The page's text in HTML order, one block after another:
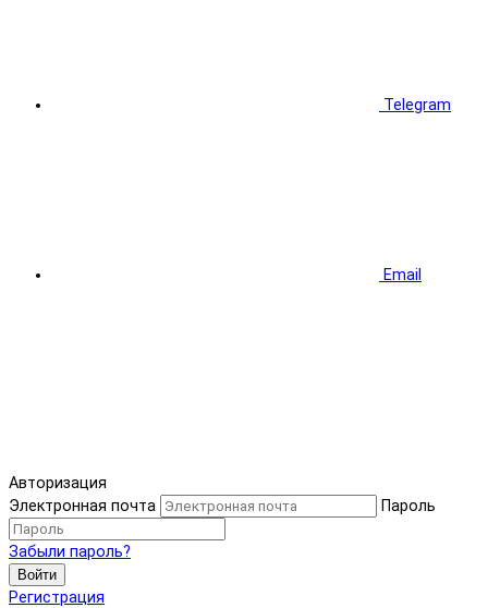
Telegram
Email
Авторизация
Электронная почта
Пароль
Забыли пароль?
Войти
Регистрация